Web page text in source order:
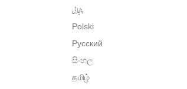
پنجابی
Polski
Русский
සිංහල
தமிழ்